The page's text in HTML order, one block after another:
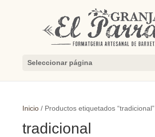
Seleccionar página
Inicio/ Productos etiquetados “tradicional”
tradicional